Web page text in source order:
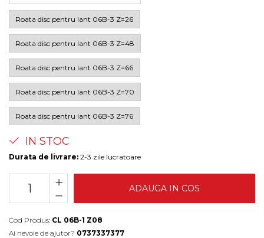
Roata disc pentru lant 06B-3 Z=26
Roata disc pentru lant 06B-3 Z=48
Roata disc pentru lant 06B-3 Z=66
Roata disc pentru lant 06B-3 Z=70
Roata disc pentru lant 06B-3 Z=76
IN STOC
Durata de livrare: 2-3 zile lucratoare
ADAUGA IN COS
Cod Produs: CL 06B-1 Z08
Ai nevoie de ajutor? 0737337377